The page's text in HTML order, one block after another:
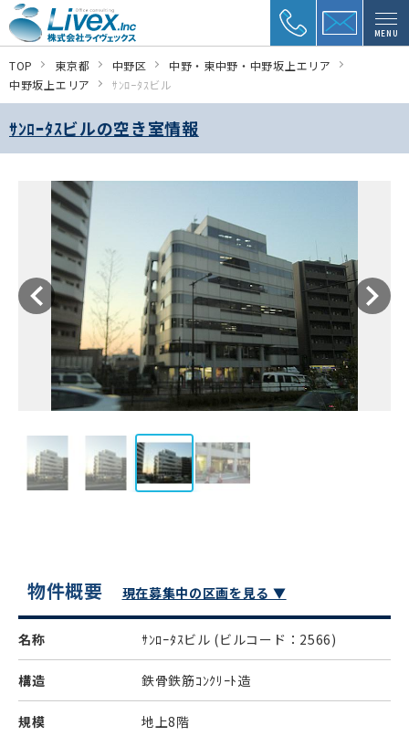
MENU
TOP 東京都 中野区
中野・東中野・中野坂上エリア
中野坂上エリア
ｻﾝﾛｰﾀｽビル
ｻﾝﾛｰﾀｽビルの空き室情報
物件概要 現在募集中の区画を見る ▼
名称 ｻﾝﾛｰﾀｽビル (ビルコード：2566)
構造 鉄骨鉄筋ｺﾝｸﾘｰﾄ造
規模 地上8階